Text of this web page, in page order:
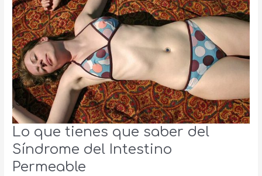
Lo que tienes que saber del
Síndrome del Intestino
Permeable